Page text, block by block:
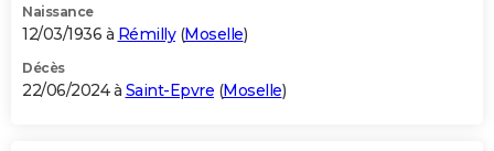
Naissance
12/03/1936 à Rémilly(Moselle)
Décès
22/06/2024 à Saint-Epvre (Moselle)